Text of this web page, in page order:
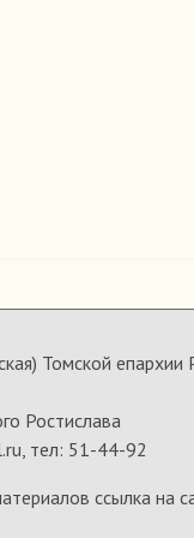
Томской епархии
Ростислава
тел: 51-44-92
ссылка на